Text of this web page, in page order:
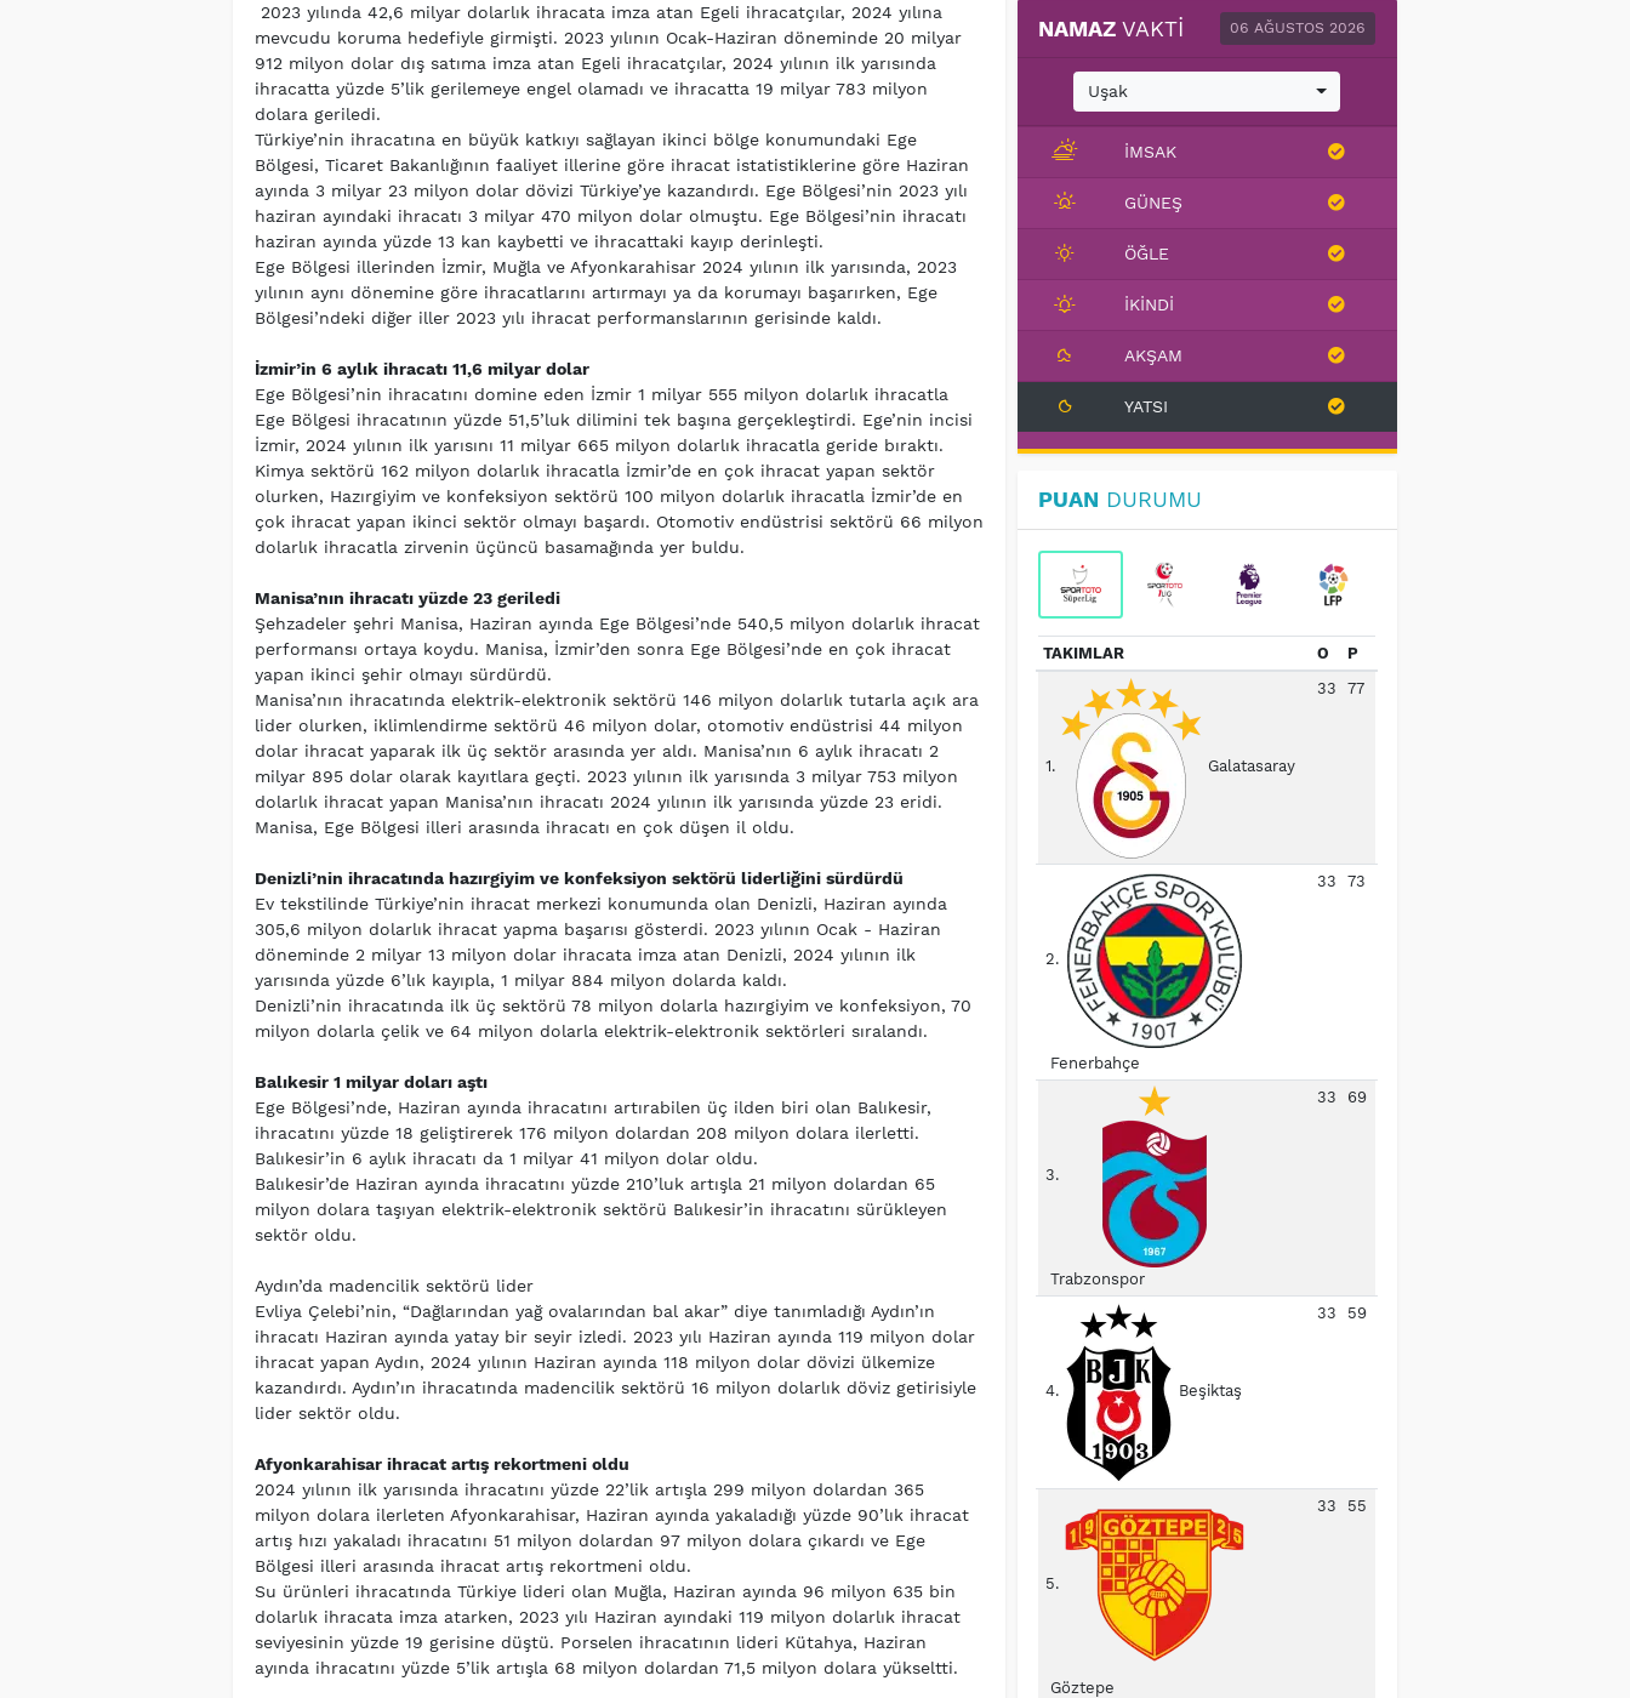
2023 yılında 42,6 milyar dolarlık ihracata imza atan Egeli ihracatçılar, 2024 yılına
mevcudu koruma hedefiyle girmişti. 2023 yılının Ocak-Haziran döneminde 20 milyar
912 milyon dolar dış satıma imza atan Egeli ihracatçılar, 2024 yılının ilk yarısında
ihracatta yüzde 5’lik gerilemeye engel olamadı ve ihracatta 19 milyar 783 milyon
dolara geriledi.
Türkiye’nin ihracatına en büyük katkıyı sağlayan ikinci bölge konumundaki Ege
Bölgesi, Ticaret Bakanlığının faaliyet illerine göre ihracat istatistiklerine göre Haziran
ayında 3 milyar 23 milyon dolar dövizi Türkiye’ye kazandırdı. Ege Bölgesi’nin 2023 yılı
haziran ayındaki ihracatı 3 milyar 470 milyon dolar olmuştu. Ege Bölgesi’nin ihracatı
haziran ayında yüzde 13 kan kaybetti ve ihracattaki kayıp derinleşti.
Ege Bölgesi illerinden İzmir, Muğla ve Afyonkarahisar 2024 yılının ilk yarısında, 2023
yılının aynı dönemine göre ihracatlarını artırmayı ya da korumayı başarırken, Ege
Bölgesi’ndeki diğer iller 2023 yılı ihracat performanslarının gerisinde kaldı.
İzmir’in 6 aylık ihracatı 11,6 milyar dolar
Ege Bölgesi’nin ihracatını domine eden İzmir 1 milyar 555 milyon dolarlık ihracatla
Ege Bölgesi ihracatının yüzde 51,5’luk dilimini tek başına gerçekleştirdi. Ege’nin incisi
İzmir, 2024 yılının ilk yarısını 11 milyar 665 milyon dolarlık ihracatla geride bıraktı.
Kimya sektörü 162 milyon dolarlık ihracatla İzmir’de en çok ihracat yapan sektör
olurken, Hazırgiyim ve konfeksiyon sektörü 100 milyon dolarlık ihracatla İzmir’de en
çok ihracat yapan ikinci sektör olmayı başardı. Otomotiv endüstrisi sektörü 66 milyon
dolarlık ihracatla zirvenin üçüncü basamağında yer buldu.
Manisa’nın ihracatı yüzde 23 geriledi
Şehzadeler şehri Manisa, Haziran ayında Ege Bölgesi’nde 540,5 milyon dolarlık ihracat
performansı ortaya koydu. Manisa, İzmir’den sonra Ege Bölgesi’nde en çok ihracat
yapan ikinci şehir olmayı sürdürdü.
Manisa’nın ihracatında elektrik-elektronik sektörü 146 milyon dolarlık tutarla açık ara
lider olurken, iklimlendirme sektörü 46 milyon dolar, otomotiv endüstrisi 44 milyon
dolar ihracat yaparak ilk üç sektör arasında yer aldı. Manisa’nın 6 aylık ihracatı 2
milyar 895 dolar olarak kayıtlara geçti. 2023 yılının ilk yarısında 3 milyar 753 milyon
dolarlık ihracat yapan Manisa’nın ihracatı 2024 yılının ilk yarısında yüzde 23 eridi.
Manisa, Ege Bölgesi illeri arasında ihracatı en çok düşen il oldu.
Denizli’nin ihracatında hazırgiyim ve konfeksiyon sektörü liderliğini sürdürdü
Ev tekstilinde Türkiye’nin ihracat merkezi konumunda olan Denizli, Haziran ayında
305,6 milyon dolarlık ihracat yapma başarısı gösterdi. 2023 yılının Ocak - Haziran
döneminde 2 milyar 13 milyon dolar ihracata imza atan Denizli, 2024 yılının ilk
yarısında yüzde 6’lık kayıpla, 1 milyar 884 milyon dolarda kaldı.
Denizli’nin ihracatında ilk üç sektörü 78 milyon dolarla hazırgiyim ve konfeksiyon, 70
milyon dolarla çelik ve 64 milyon dolarla elektrik-elektronik sektörleri sıralandı.
Balıkesir 1 milyar doları aştı
Ege Bölgesi’nde, Haziran ayında ihracatını artırabilen üç ilden biri olan Balıkesir,
ihracatını yüzde 18 geliştirerek 176 milyon dolardan 208 milyon dolara ilerletti.
Balıkesir’in 6 aylık ihracatı da 1 milyar 41 milyon dolar oldu.
Balıkesir’de Haziran ayında ihracatını yüzde 210’luk artışla 21 milyon dolardan 65
milyon dolara taşıyan elektrik-elektronik sektörü Balıkesir’in ihracatını sürükleyen
sektör oldu.
Aydın’da madencilik sektörü lider
Evliya Çelebi’nin, “Dağlarından yağ ovalarından bal akar” diye tanımladığı Aydın’ın
ihracatı Haziran ayında yatay bir seyir izledi. 2023 yılı Haziran ayında 119 milyon dolar
ihracat yapan Aydın, 2024 yılının Haziran ayında 118 milyon dolar dövizi ülkemize
kazandırdı. Aydın’ın ihracatında madencilik sektörü 16 milyon dolarlık döviz getirisiyle
lider sektör oldu.
Afyonkarahisar ihracat artış rekortmeni oldu
2024 yılının ilk yarısında ihracatını yüzde 22’lik artışla 299 milyon dolardan 365
milyon dolara ilerleten Afyonkarahisar, Haziran ayında yakaladığı yüzde 90’lık ihracat
artış hızı yakaladı ihracatını 51 milyon dolardan 97 milyon dolara çıkardı ve Ege
Bölgesi illeri arasında ihracat artış rekortmeni oldu.
Su ürünleri ihracatında Türkiye lideri olan Muğla, Haziran ayında 96 milyon 635 bin
dolarlık ihracata imza atarken, 2023 yılı Haziran ayındaki 119 milyon dolarlık ihracat
seviyesinin yüzde 19 gerisine düştü. Porselen ihracatının lideri Kütahya, Haziran
ayında ihracatını yüzde 5’lik artışla 68 milyon dolardan 71,5 milyon dolara yükseltti.
NAMAZ VAKTI 06 AĞUSTOS 2026
Uşak
İMSAK
GÜNEŞ
ÖĞLE
İKINDI
AKŞAM
YATSI
PUAN DURUMU
TAKIMLAR O P
1. Galatasaray
33 77
2.
Fenerbahçe
33 73
3.
Trabzonspor
33 69
4. Beşiktaş
33 59
5.
Göztepe
33 55